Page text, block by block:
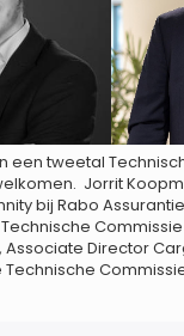
een tweetal
Jorrit
bij Rabo
Director